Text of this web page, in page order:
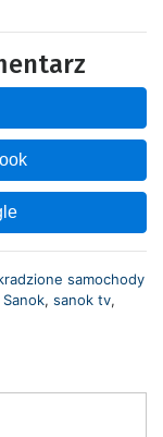
samochody
Sanok, sanok tv,